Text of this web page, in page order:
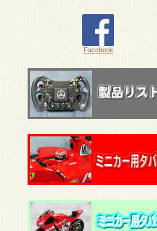
Facebook